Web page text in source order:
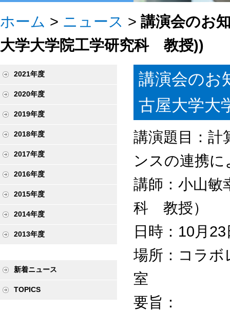
ホーム > ニュース > 講演会のお
大学大学院工学研究科 教授))
2021年度
2020年度
2019年度
2018年度
2017年度
2016年度
2015年度
2014年度
2013年度
新着ニュース
TOPICS
講演会の
古屋大学
講演題目：計
ンスの連携
講師：小山
科 教授）
日時：10月
場所：コラ
室
要旨：